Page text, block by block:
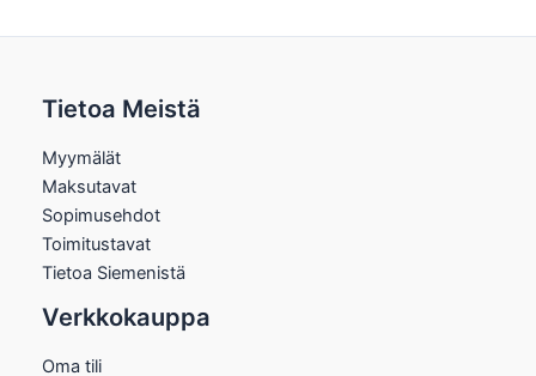
Tietoa Meistä
Myymälät
Maksutavat
Sopimusehdot
Toimitustavat
Tietoa Siemenistä
Verkkokauppa
Oma tili